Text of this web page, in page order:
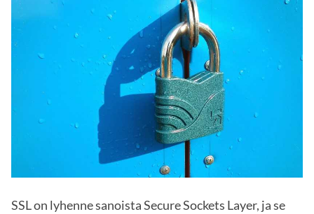
SSL on lyhenne sanoista Secure Sockets Layer, ja se